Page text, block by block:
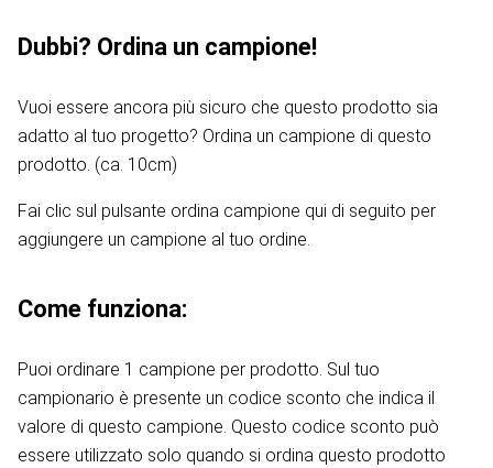
Dubbi? Ordina un campione!
Vuoi essere ancora più sicuro che questo prodotto sia
adatto al tuo progetto? Ordina un campione di questo
prodotto. (ca. 10cm)
Fai clic sul pulsante ordina campione qui di seguito per
aggiungere un campione al tuo ordine.
Come funziona:
Puoi ordinare 1 campione per prodotto. Sul tuo
campionario è presente un codice sconto che indica il
valore di questo campione. Questo codice sconto può
essere utilizzato solo quando si ordina questo prodotto